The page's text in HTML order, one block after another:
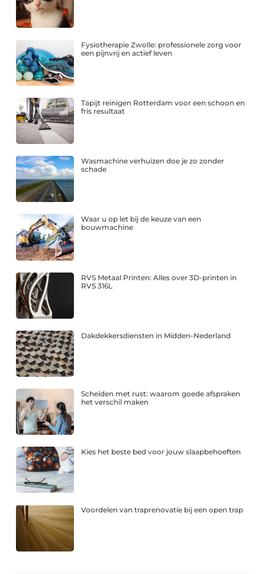
Fysiotherapie Zwolle: professionele zorg voor
een pijnvrij en actief leven
Tapijt reinigen Rotterdam voor een schoon en
fris resultaat
Wasmachine verhuizen doe je zo zonder
schade
Waar u op let bij de keuze van een
bouwmachine
RVS Metaal Printen: Alles over 3D-printen in
RVS 316L
Dakdekkersdiensten in Midden-Nederland
Scheiden met rust: waarom goede afspraken
het verschil maken
Kies het beste bed voor jouw slaapbehoeften
Voordelen van traprenovatie bij een open trap